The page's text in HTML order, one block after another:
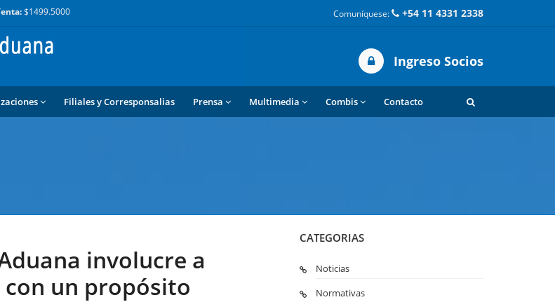
$1499.5000 Comuníquese: +54 11 4331 2338
Ingreso Socios
Filiales y Corresponsalias Prensa Multimedia Combis Contacto
involucre a
un propósito
CATEGORIAS
Noticias
Normativas